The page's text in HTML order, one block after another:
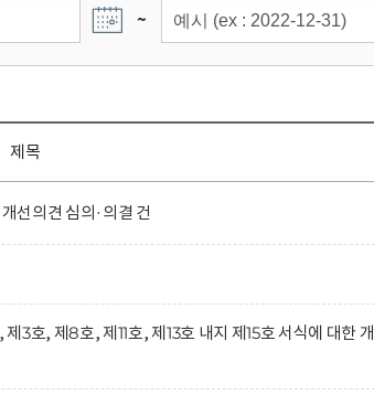
~
제목
선의견 심의·의결 건
3호, 제8호, 제11호, 제13호 내지 제15호 서식에 대한 개